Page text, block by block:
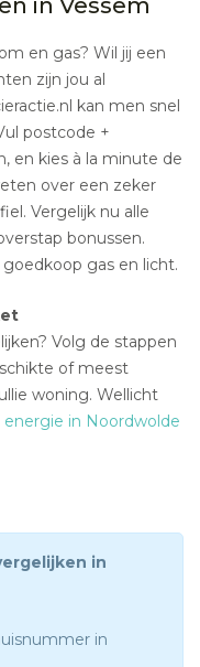
en gas? Wil jij een
zijn jou al
kan men snel
postcode +
en kies à la minute de
over een zeker
Vergelijk nu alle
bonussen.
gas en licht.
Volg de stappen
of meest
woning. Wellicht
in Noordwolde
in
in